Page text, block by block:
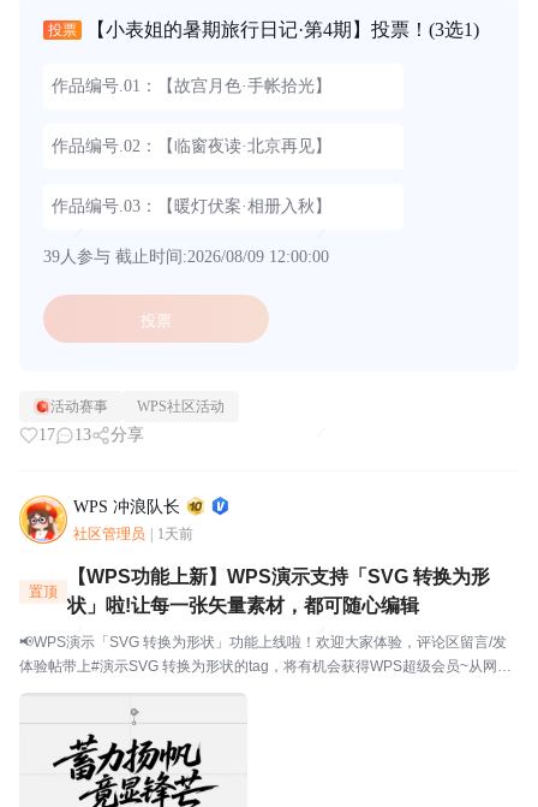
投票 【小表姐的暑期旅行日记·第4期】投票！ (3选1)
作品编号.01：【故宫月色·手帐拾光】
作品编号.02：【临窗夜读·北京再见】
作品编号.03：【暖灯伏案·相册入秋】
39人参与 截止时间:2026/08/09 12:00:00
投票
活动赛事 WPS社区活动
17 13 分享
WPS 冲浪队长
社区管理员 1天前
置顶
【WPS功能上新】WPS演示支持「SVG 转换为形
状」啦!让每一张矢量素材，都可随心编辑
📢WPS演示「SVG 转换为形状」功能上线啦！欢迎大家体验，评论区留言/发
体验帖带上#演示SVG 转换为形状的tag，将有机会获得WPS超级会员~从网上
下载了矢量图标，导入 PPT 后发现颜色改不了、大小没法调？用 AI 生成了艺
术字 SVG，想微调某个笔...